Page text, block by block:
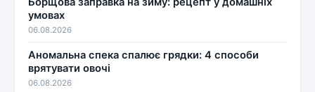
умовах
06.08.2026
Аномальна спека спалює грядки: 4 способи
врятувати овочі
06.08.2026